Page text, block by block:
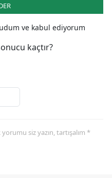
ve kabul ediyorum
kaçtır?
siz yazın, tartışalım *